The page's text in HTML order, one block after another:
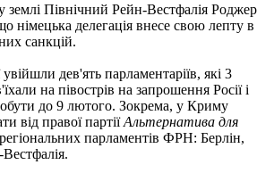
землі Північний Рейн-Вестфалія Роджер
німецька делегація внесе свою лепту в
санкцій.
дев'ять парламентаріїв, які 3
на півострів на запрошення Росії і
до 9 лютого. Зокрема, у Криму
від правої партіїАльтернатива для
регіональних парламентів ФРН: Берлін,